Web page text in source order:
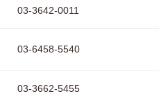
03-3642-0011
03-6458-5540
03-3662-5455